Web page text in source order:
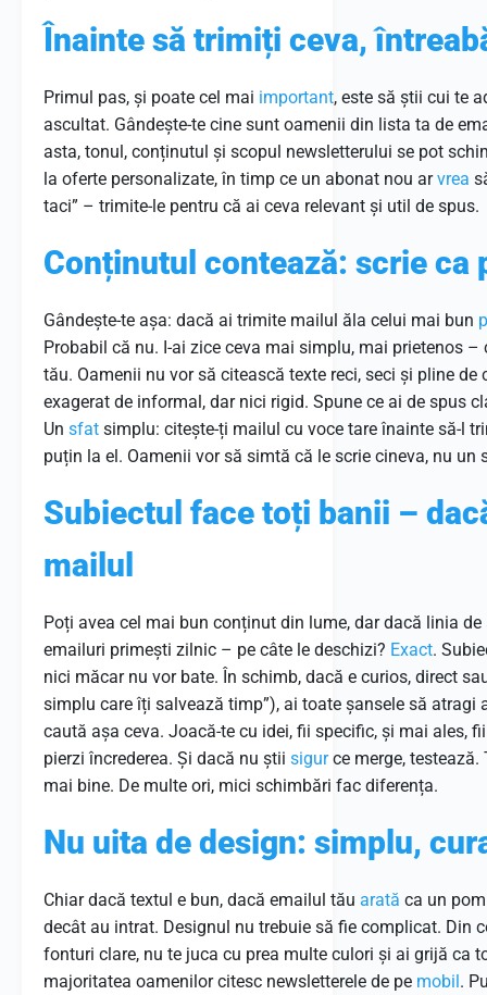
Înainte să trimiți ceva,
Primul pas, și poate cel mai important, este să știi cui te
ascultat. Gândește-te cine sunt oamenii din lista ta de
asta, tonul, conținutul și scopul newsletterului se pot
la oferte personalizate, în timp ce un abonat nou arvrea
taci” – trimite-le pentru că ai ceva relevant și util de spus.
Conținutul contează: scrie ca
Gândește-te așa: dacă ai trimite mailul ăla celui mai bun
Probabil că nu. I-ai zice ceva mai simplu, mai prietenos
tău. Oamenii nu vor să citească texte reci, seci și pline
exagerat de informal, dar nici rigid. Spune ce ai de spus
Un sfat simplu: citește-ți mailul cu voce tare înainte să-l
puțin la el. Oamenii vor să simtă că le scrie cineva, nu un
Subiectul face toți banii –
mailul
Poți avea cel mai bun conținut din lume, dar dacă linia de
emailuri primești zilnic – pe câte le deschizi? Exact.
nici măcar nu vor bate. În schimb, dacă e curios, direct
simplu care îți salvează timp”), ai toate șansele să
caută așa ceva. Joacă-te cu idei, fii specific, și mai ales,
pierzi încrederea. Și dacă nu știi sigurce merge, testează.
mai bine. De multe ori, mici schimbări fac diferența.
Nu uita de design: simplu,
Chiar dacă textul e bun, dacă emailul tău arată ca un
decât au intrat. Designul nu trebuie să fie complicat. Din
fonturi clare, nu te juca cu prea multe culori și ai grijă ca
majoritatea oamenilor citesc newsletterele de pe mobil.